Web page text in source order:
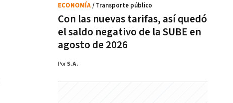
Con las nuevas tarifas, así quedó
el saldo negativo de la SUBE en
agosto de 2026
ECONOMÍA/ Transporte público
Por S.A.